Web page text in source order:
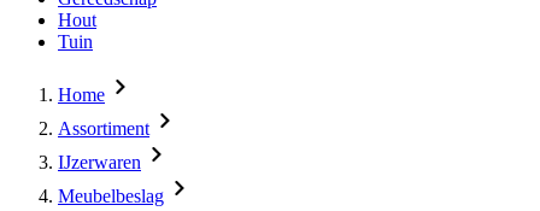
Hout
Tuin
Home
Assortiment
IJzerwaren
Meubelbeslag